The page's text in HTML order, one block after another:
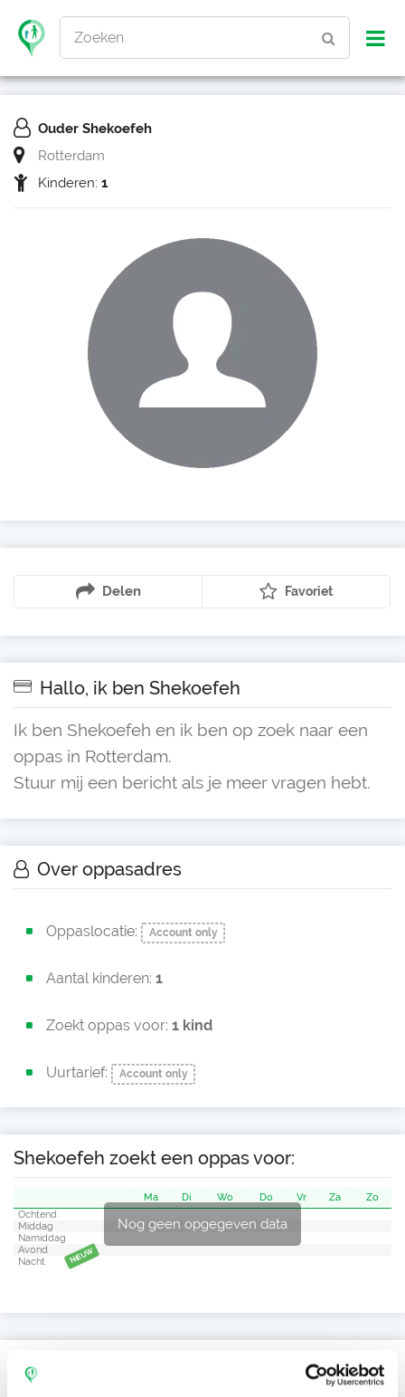
Zoeken
Ouder Shekoefeh
Rotterdam
Kinderen: 1
Delen Favoriet
Hallo, ik ben Shekoefeh
Ik ben Shekoefeh en ik ben op zoek naar een
oppas in Rotterdam.
Stuur mij een bericht als je meer vragen hebt.
Over oppasadres
Oppaslocatie: Account only
Aantal kinderen: 1
Zoekt oppas voor: 1 kind
Uurtarief: Account only
Shekoefeh zoekt een oppas voor:
Nog geen opgegeven data
Ma Di Wo Do Vr Za
Zo
Ochtend
Middag
Namiddag
Avond
Nacht
NIEUW
Activiteit op Oppasland